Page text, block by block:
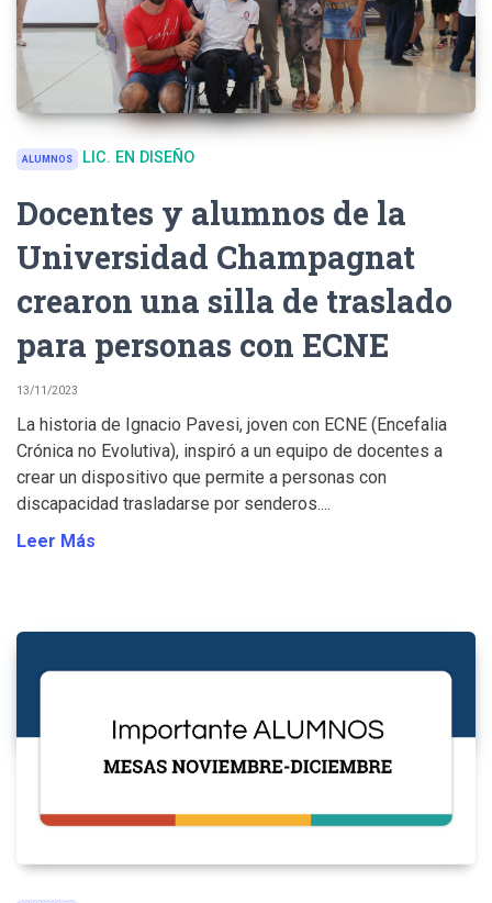
ALUMNOS LIC. EN DISEÑO
Docentes y alumnos de la
Universidad Champagnat
crearon una silla de traslado
para personas con ECNE
13/11/2023
La historia de Ignacio Pavesi, joven con ECNE (Encefalia
Crónica no Evolutiva), inspiró a un equipo de docentes a
crear un dispositivo que permite a personas con
discapacidad trasladarse por senderos....
Leer Más